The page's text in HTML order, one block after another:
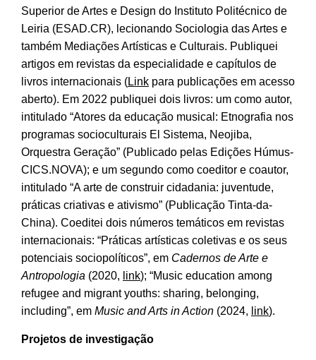
Superior de Artes e Design do Instituto Politécnico de
Leiria (ESAD.CR), lecionando Sociologia das Artes e
também Mediações Artísticas e Culturais. Publiquei
artigos em revistas da especialidade e capítulos de
livros internacionais (Link para publicações em acesso
aberto). Em 2022 publiquei dois livros: um como autor,
intitulado “Atores da educação musical: Etnografia nos
programas socioculturais El Sistema, Neojiba,
Orquestra Geração” (Publicado pelas Edições Húmus-
CICS.NOVA); e um segundo como coeditor e coautor,
intitulado “A arte de construir cidadania: juventude,
práticas criativas e ativismo” (Publicação Tinta-da-
China). Coeditei dois números temáticos em revistas
internacionais: “Práticas artísticas coletivas e os seus
potenciais sociopolíticos”, em Cadernos de Arte e
Antropologia (2020, link); “Music education among
refugee and migrant youths: sharing, belonging,
including”, em Music and Arts in Action (2024, link).
Projetos de investigação